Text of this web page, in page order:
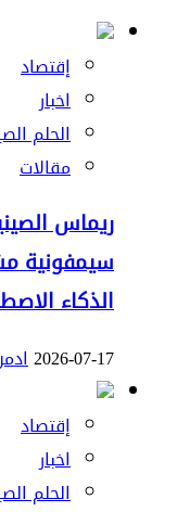
إقتصاد
اخبار
الحلم
مقالات
ريماس
سيمفونية
الذكاء
2026-07-17
إقتصاد
اخبار
الحلم